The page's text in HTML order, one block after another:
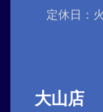
定休日：
大山店